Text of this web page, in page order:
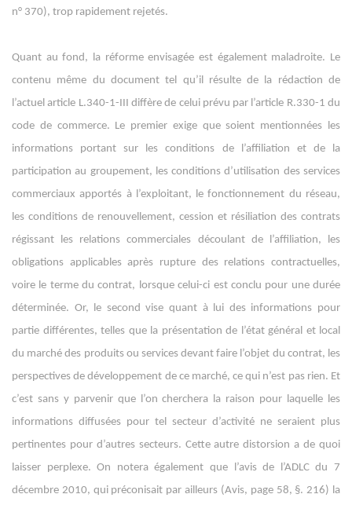
n° 370), trop rapidement rejetés.
Quant au fond, la réforme envisagée est également maladroite. Le
contenu même du document tel qu’il résulte de la rédaction de
l’actuel article L.340-1-III diffère de celui prévu par l’article R.330-1 du
code de commerce. Le premier exige que soient mentionnées les
informations portant sur les conditions de l’affiliation et de la
participation au groupement, les conditions d’utilisation des services
commerciaux apportés à l’exploitant, le fonctionnement du réseau,
les conditions de renouvellement, cession et résiliation des contrats
régissant les relations commerciales découlant de l’affiliation, les
obligations applicables après rupture des relations contractuelles,
voire le terme du contrat, lorsque celui-ci est conclu pour une durée
déterminée. Or, le second vise quant à lui des informations pour
partie différentes, telles que la présentation de l’état général et local
du marché des produits ou services devant faire l’objet du contrat, les
perspectives de développement de ce marché, ce qui n’est pas rien. Et
c’est sans y parvenir que l’on cherchera la raison pour laquelle les
informations diffusées pour tel secteur d’activité ne seraient plus
pertinentes pour d’autres secteurs. Cette autre distorsion a de quoi
laisser perplexe. On notera également que l’avis de l’ADLC du 7
décembre 2010, qui préconisait par ailleurs (Avis, page 58, §. 216) la